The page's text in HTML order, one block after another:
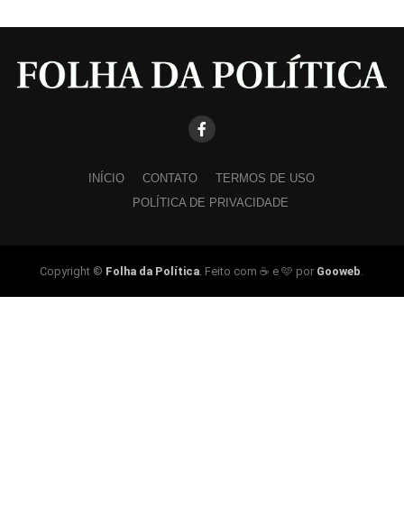
INÍCIO CONTATO
TERMOS DE USO
POLÍTICA DE PRIVACIDADE
Copyright © Folha da Política. Feito com ☕ e 🩵 por Gooweb.